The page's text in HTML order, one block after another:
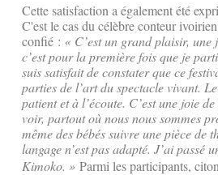
Cette satisfaction a également été
C'est le cas du célèbre conteur
confié : « C’est un grand plaisir, une
c’est pour la première fois que je
suis satisfait de constater que ce
parties de l’art du spectacle vivant.
patient et à l’écoute. C’est une joie
voir, partout où nous nous sommes
même des bébés suivre une pièce de
langage n’est pas adapté. J’ai passé
Kimoko. » Parmi les participants,